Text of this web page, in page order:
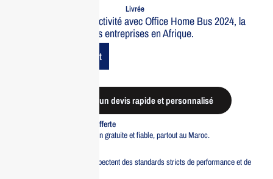
Livrée
Optimisez votre productivité avec Office Home Bus 2024, la
solution idéale pour les entreprises en Afrique.
Add To Cart
Demander un devis rapide et personnalisé
Livraison standard offerte
Profitez d’une livraison gratuite et fiable, partout au Maroc.
Tous nos produits respectent des standards stricts de performance et de